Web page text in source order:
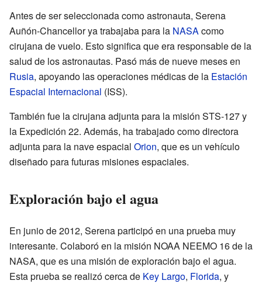
Antes de ser seleccionada como astronauta, Serena
Auñón-Chancellor ya trabajaba para la NASAcomo
cirujana de vuelo. Esto significa que era responsable de la
salud de los astronautas. Pasó más de nueve meses en
Rusia, apoyando las operaciones médicas de la Estación
Espacial Internacional (ISS).
También fue la cirujana adjunta para la misión STS-127 y
la Expedición 22. Además, ha trabajado como directora
adjunta para la nave espacial Orion, que es un vehículo
diseñado para futuras misiones espaciales.
Exploración bajo el agua
En junio de 2012, Serena participó en una prueba muy
interesante. Colaboró en la misión NOAA NEEMO 16 de la
NASA, que es una misión de exploración bajo el agua.
Esta prueba se realizó cerca de Key Largo, Florida, y